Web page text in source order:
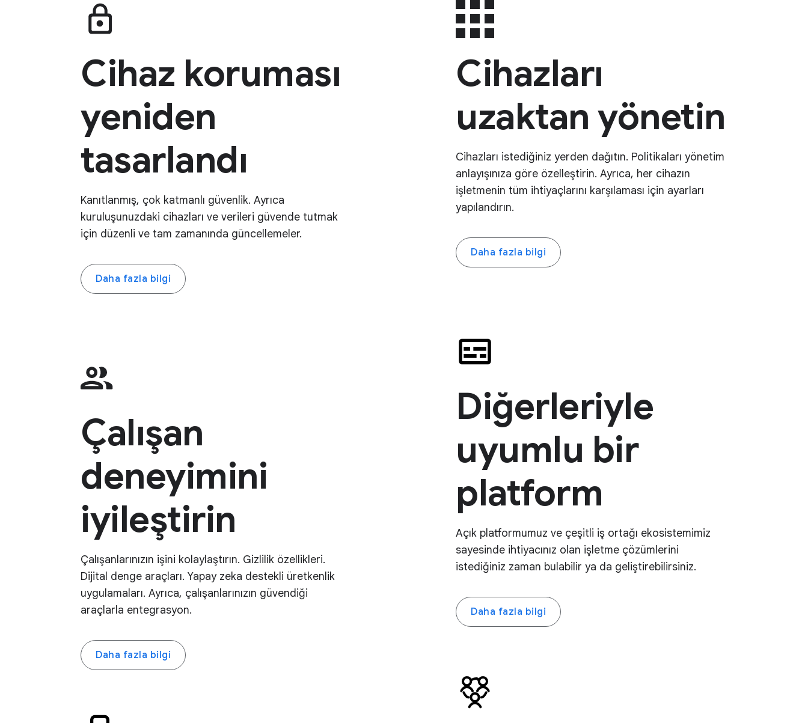
Cihaz koruması
yeniden
tasarlandı
Kanıtlanmış, çok katmanlı güvenlik. Ayrıca
kuruluşunuzdaki cihazları ve verileri güvende tutmak
için düzenli ve tam zamanında güncellemeler.
Daha fazla bilgi
Çalışan
deneyimini
iyileştirin
Çalışanlarınızın işini kolaylaştırın. Gizlilik özellikleri.
Dijital denge araçları. Yapay zeka destekli üretkenlik
uygulamaları. Ayrıca, çalışanlarınızın güvendiği
araçlarla entegrasyon.
Daha fazla bilgi
Cihazları
uzaktan yönetin
Cihazları istediğiniz yerden dağıtın. Politikaları yönetim
anlayışınıza göre özelleştirin. Ayrıca, her cihazın
işletmenin tüm ihtiyaçlarını karşılaması için ayarları
yapılandırın.
Daha fazla bilgi
Diğerleriyle
uyumlu bir
platform
Açık platformumuz ve çeşitli iş ortağı ekosistemimiz
sayesinde ihtiyacınız olan işletme çözümlerini
istediğiniz zaman bulabilir ya da geliştirebilirsiniz.
Daha fazla bilgi